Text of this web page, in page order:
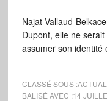
Najat Vallaud-
Dupont, elle ne
assumer son
CLASSÉ SOUS :
BALISÉ AVEC :14